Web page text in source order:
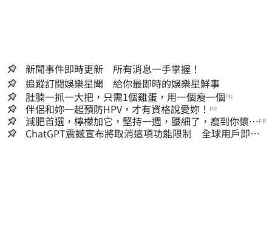
新聞事件即時更新 所有消息一手掌握！
追蹤訂閱娛樂星聞 給你最即時的娛樂星鮮事
肚腩一抓一大把，只需1個雞蛋，用一個瘦一個PR
伴侶和妳一起預防HPV，才有資格說愛妳！ PR
減肥首選，檸檬加它，堅持一週，腰細了，瘦到你懷疑
人生
PR
ChatGPT震撼宣布將取消這項功能限制 全球用戶即刻